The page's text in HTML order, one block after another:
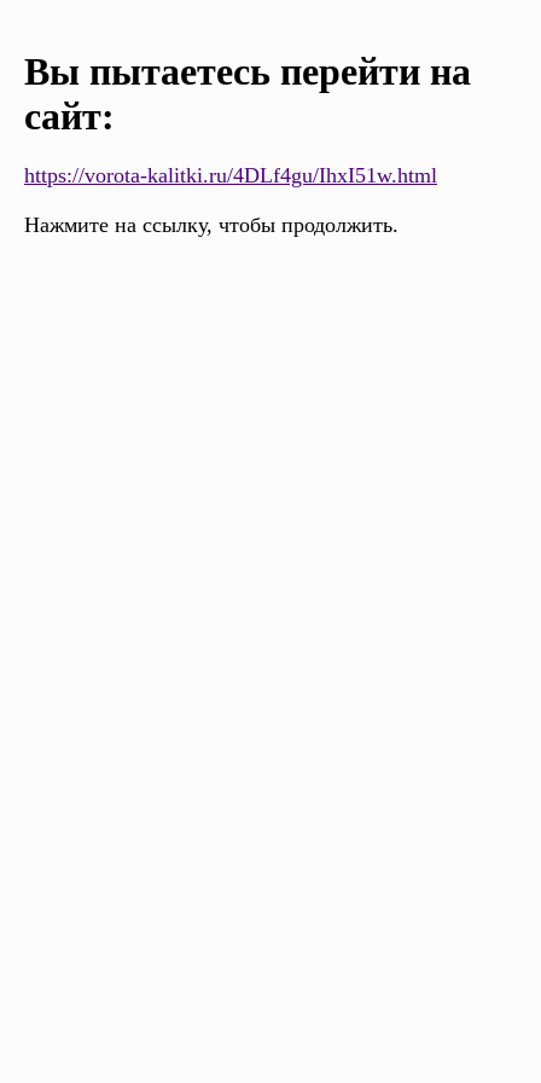
Вы пытаетесь перейти на
сайт:
https://vorota-kalitki.ru/4DLf4gu/IhxI51w.html
Нажмите на ссылку, чтобы продолжить.